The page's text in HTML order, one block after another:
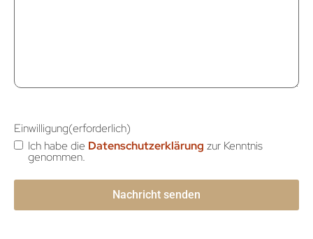
Einwilligung(erforderlich)
Ich habe die Datenschutzerklärung zur Kenntnis
genommen.